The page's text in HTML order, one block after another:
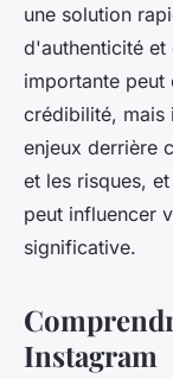
une solution
d'authenticité et
importante peut
crédibilité, mais
enjeux derrière
et les risques,
peut influencer
significative.
Instagram